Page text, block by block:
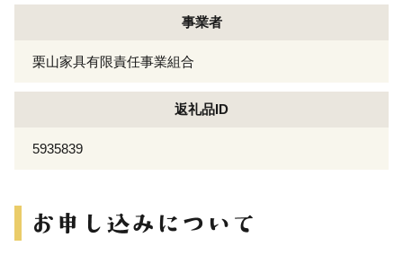
事業者
栗山家具有限責任事業組合
返礼品ID
5935839